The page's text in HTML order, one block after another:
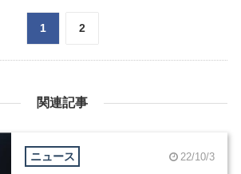
1 2
関連記事
ニュース 22/10/3